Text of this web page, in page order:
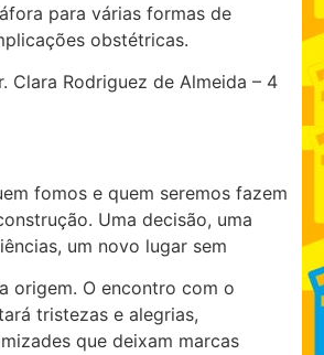
para várias formas de
obstétricas.
Clara Rodriguez de Almeida – 4
fomos e quem seremos fazem
Uma decisão, uma
um novo lugar sem
origem. O encontro com o
tristezas e alegrias,
que deixam marcas